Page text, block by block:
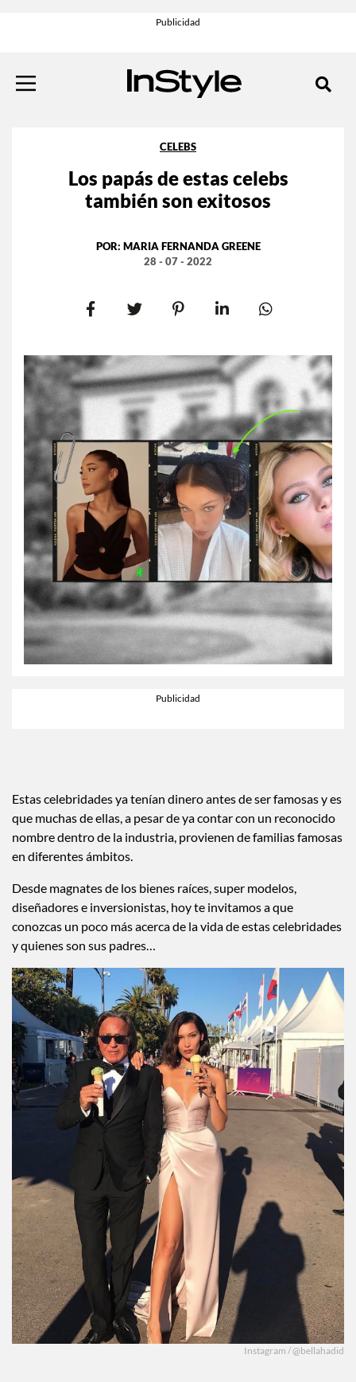
CELEBS
Los papás de estas celebs
también son exitosos
POR: MARIA FERNANDA GREENE
28 - 07 - 2022
Estas celebridades ya tenían dinero antes de ser famosas y es
que muchas de ellas, a pesar de ya contar con un reconocido
nombre dentro de la industria, provienen de familias famosas
en diferentes ámbitos.
Desde magnates de los bienes raíces, super modelos,
diseñadores e inversionistas, hoy te invitamos a que
conozcas un poco más acerca de la vida de estas celebridades
y quienes son sus padres…
Instagram / @bellahadid